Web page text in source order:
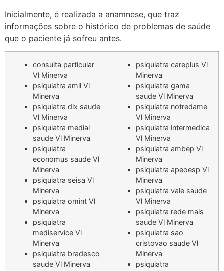
Inicialmente, é realizada a anamnese, que traz
informações sobre o histórico de problemas de saúde
que o paciente já sofreu antes.
consulta particular
Vl Minerva
psiquiatra amil Vl
Minerva
psiquiatra dix saude
Vl Minerva
psiquiatra medial
saude Vl Minerva
psiquiatra
economus saude Vl
Minerva
psiquiatra seisa Vl
Minerva
psiquiatra omint Vl
Minerva
psiquiatra
mediservice Vl
Minerva
psiquiatra bradesco
saude Vl Minerva
psiquiatra careplus Vl
Minerva
psiquiatra gama
saude Vl Minerva
psiquiatra notredame
Vl Minerva
psiquiatra intermedica
Vl Minerva
psiquiatra ambep Vl
Minerva
psiquiatra apeoesp Vl
Minerva
psiquiatra vale saude
Vl Minerva
psiquiatra rede mais
saude Vl Minerva
psiquiatra sao
cristovao saude Vl
Minerva
psiquiatra